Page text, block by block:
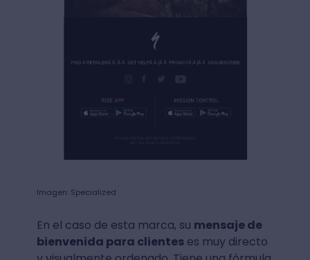
Imagen: Specialized
En el caso de esta marca, su mensaje de
bienvenida para clienteses muy directo